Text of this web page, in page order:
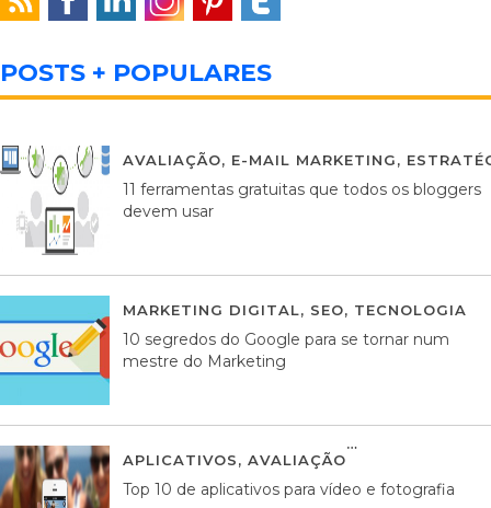
POSTS + POPULARES
AVALIAÇÃO, E-MAIL MARKETING,
11 ferramentas gratuitas que todos os bloggers
devem usar
MARKETING DIGITAL, SEO, TECNOLOGIA
10 segredos do Google para se tornar num
mestre do Marketing
APLICATIVOS, AVALIAÇÃO
Top 10 de aplicativos para vídeo e fotografia